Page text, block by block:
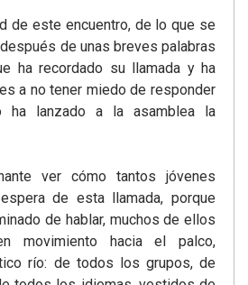
de este encuentro, de lo que se
de unas breves palabras
ha recordado su llamada y ha
a no tener miedo de responder
ha lanzado a la asamblea la
ver cómo tantos jóvenes
de esta llamada, porque
de hablar, muchos de ellos
movimiento hacia el palco,
río: de todos los grupos, de